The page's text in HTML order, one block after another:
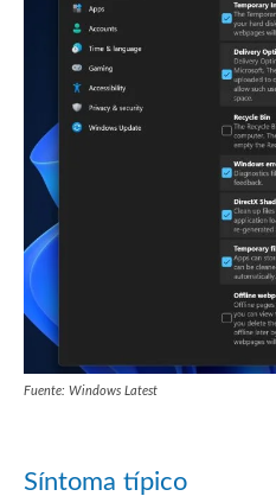
Fuente: Windows Latest
Síntoma típico